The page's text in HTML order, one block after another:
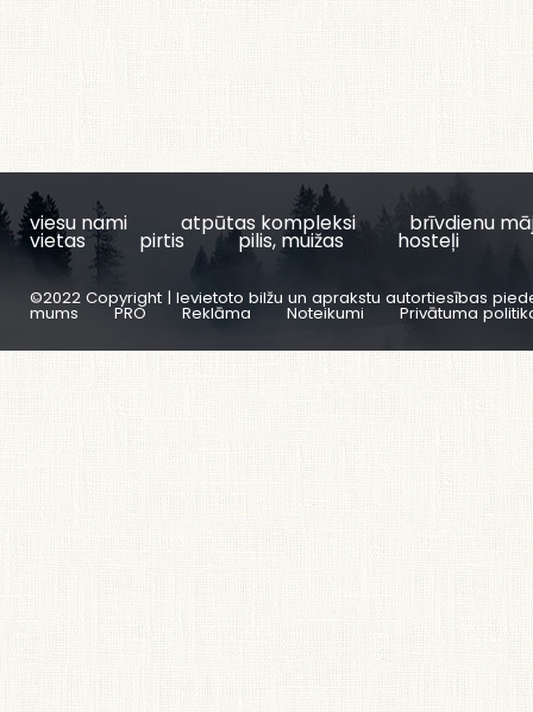
viesu nami atpūtas kompleksi brīvdienu
vietas pirtis pilis, muižas hosteļi
©2022 Copyright | Ievietoto bilžu un aprakstu autortiesības
mums PRO Reklāma Noteikumi Privātuma